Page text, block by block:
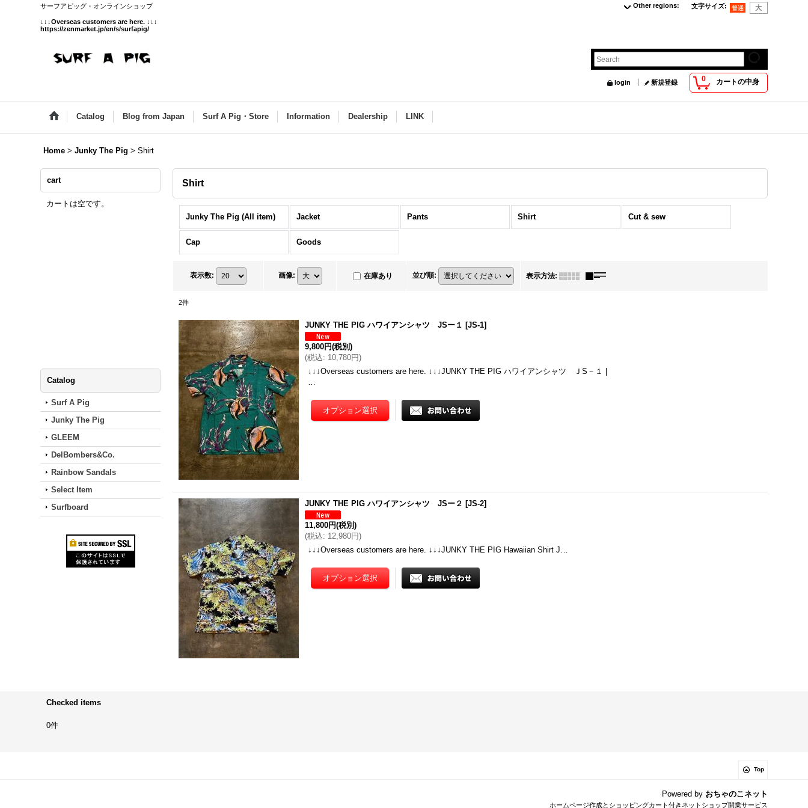
サーフアピッグ・オンラインショップ
↓↓↓Overseas customers are here. ↓↓↓
https://zenmarket.jp/en/s/surfapig/
文字サイズ:
Other regions:
0 カートの中身
login 新規登録
Catalog Blog from Japan Surf A Pig・Store Information Dealership LINK
Home > Junky The Pig > Shirt
cart
カートは空です。
Catalog
Surf A Pig
Junky The Pig
GLEEM
DelBombers&Co.
Rainbow Sandals
Select Item
Surfboard
Shirt
Junky The Pig (All item) Jacket Pants Shirt Cut & sew
Cap Goods
表示数: 画像: 在庫あり 並び順: 表示方法:
2件
JUNKY THE PIG ハワイアンシャツ JSー１ [JS-1]
9,800円(税別)
(税込: 10,780円)
↓↓↓Overseas customers are here. ↓↓↓JUNKY THE PIG ハワイアンシャツ ＪS－１ |
…
JUNKY THE PIG ハワイアンシャツ JSー２ [JS-2]
11,800円(税別)
(税込: 12,980円)
↓↓↓Overseas customers are here. ↓↓↓JUNKY THE PIG Hawaiian Shirt J…
Checked items
0件
Top
Powered by おちゃのこネット
ホームページ作成とショッピングカート付きネットショップ開業サービス